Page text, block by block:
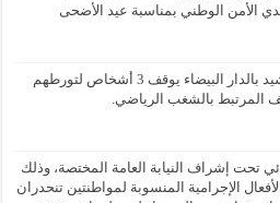
الأمن الوطني بمناسبة عيد الأضحى
أمن مولاي رشيد بالدار البيضاء يوقف 3 أشخاص لتورطهم
المرتبط بالشغب الرياضي.
تحت إشراف النيابة العامة المختصة، وذلك
الإجرامية المنسوبة لمواطنتين تنحدران